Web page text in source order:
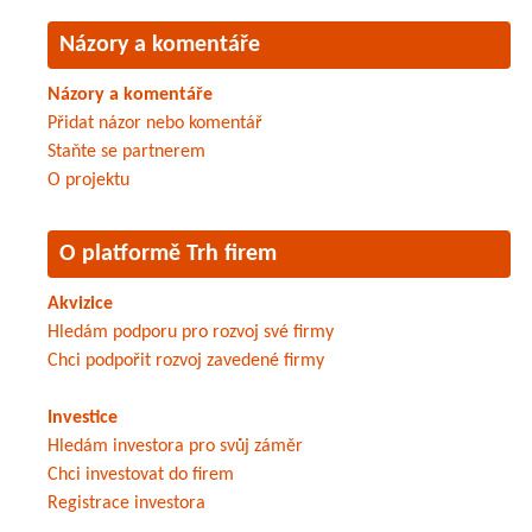
Názory a komentáře
Názory a komentáře
Přidat názor nebo komentář
Staňte se partnerem
O projektu
O platformě Trh firem
Akvizice
Hledám podporu pro rozvoj své firmy
Chci podpořit rozvoj zavedené firmy
Investice
Hledám investora pro svůj záměr
Chci investovat do firem
Registrace investora